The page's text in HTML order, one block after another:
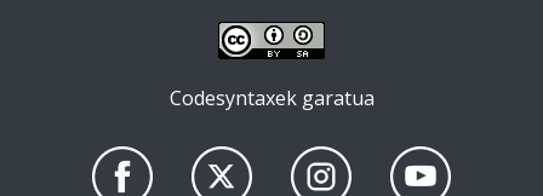
Codesyntaxek garatua